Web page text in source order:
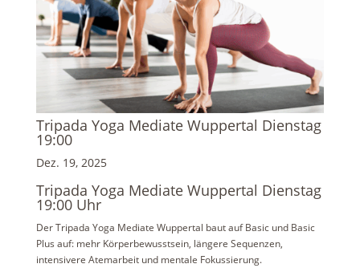
Tripada Yoga Mediate Wuppertal Dienstag
19:00
Dez. 19, 2025
Tripada Yoga Mediate Wuppertal Dienstag
19:00 Uhr
Der Tripada Yoga Mediate Wuppertal baut auf Basic und Basic
Plus auf: mehr Körperbewusstsein, längere Sequenzen,
intensivere Atemarbeit und mentale Fokussierung.